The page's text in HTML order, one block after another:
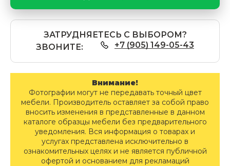
ЗАТРУДНЯЕТЕСЬ С ВЫБОРОМ?
ЗВОНИТЕ:
+7 (905) 149-05-43
Внимание!
Фотографии могут не передавать точный цвет
мебели. Производитель оставляет за собой право
вносить изменения в представленные в данном
каталоге образцы мебели без предварительного
уведомления. Вся информация о товарах и
услугах представлена исключительно в
ознакомительных целях и не является публичной
офертой и основанием для рекламаций